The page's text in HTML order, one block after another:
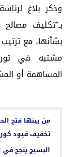
وذكر بلاغ
بـ”تكليف
بشأنها، مع
مشتبه في
المساهمة أو
من بينها فتح
تخفيف قيود
البسيج ينجح